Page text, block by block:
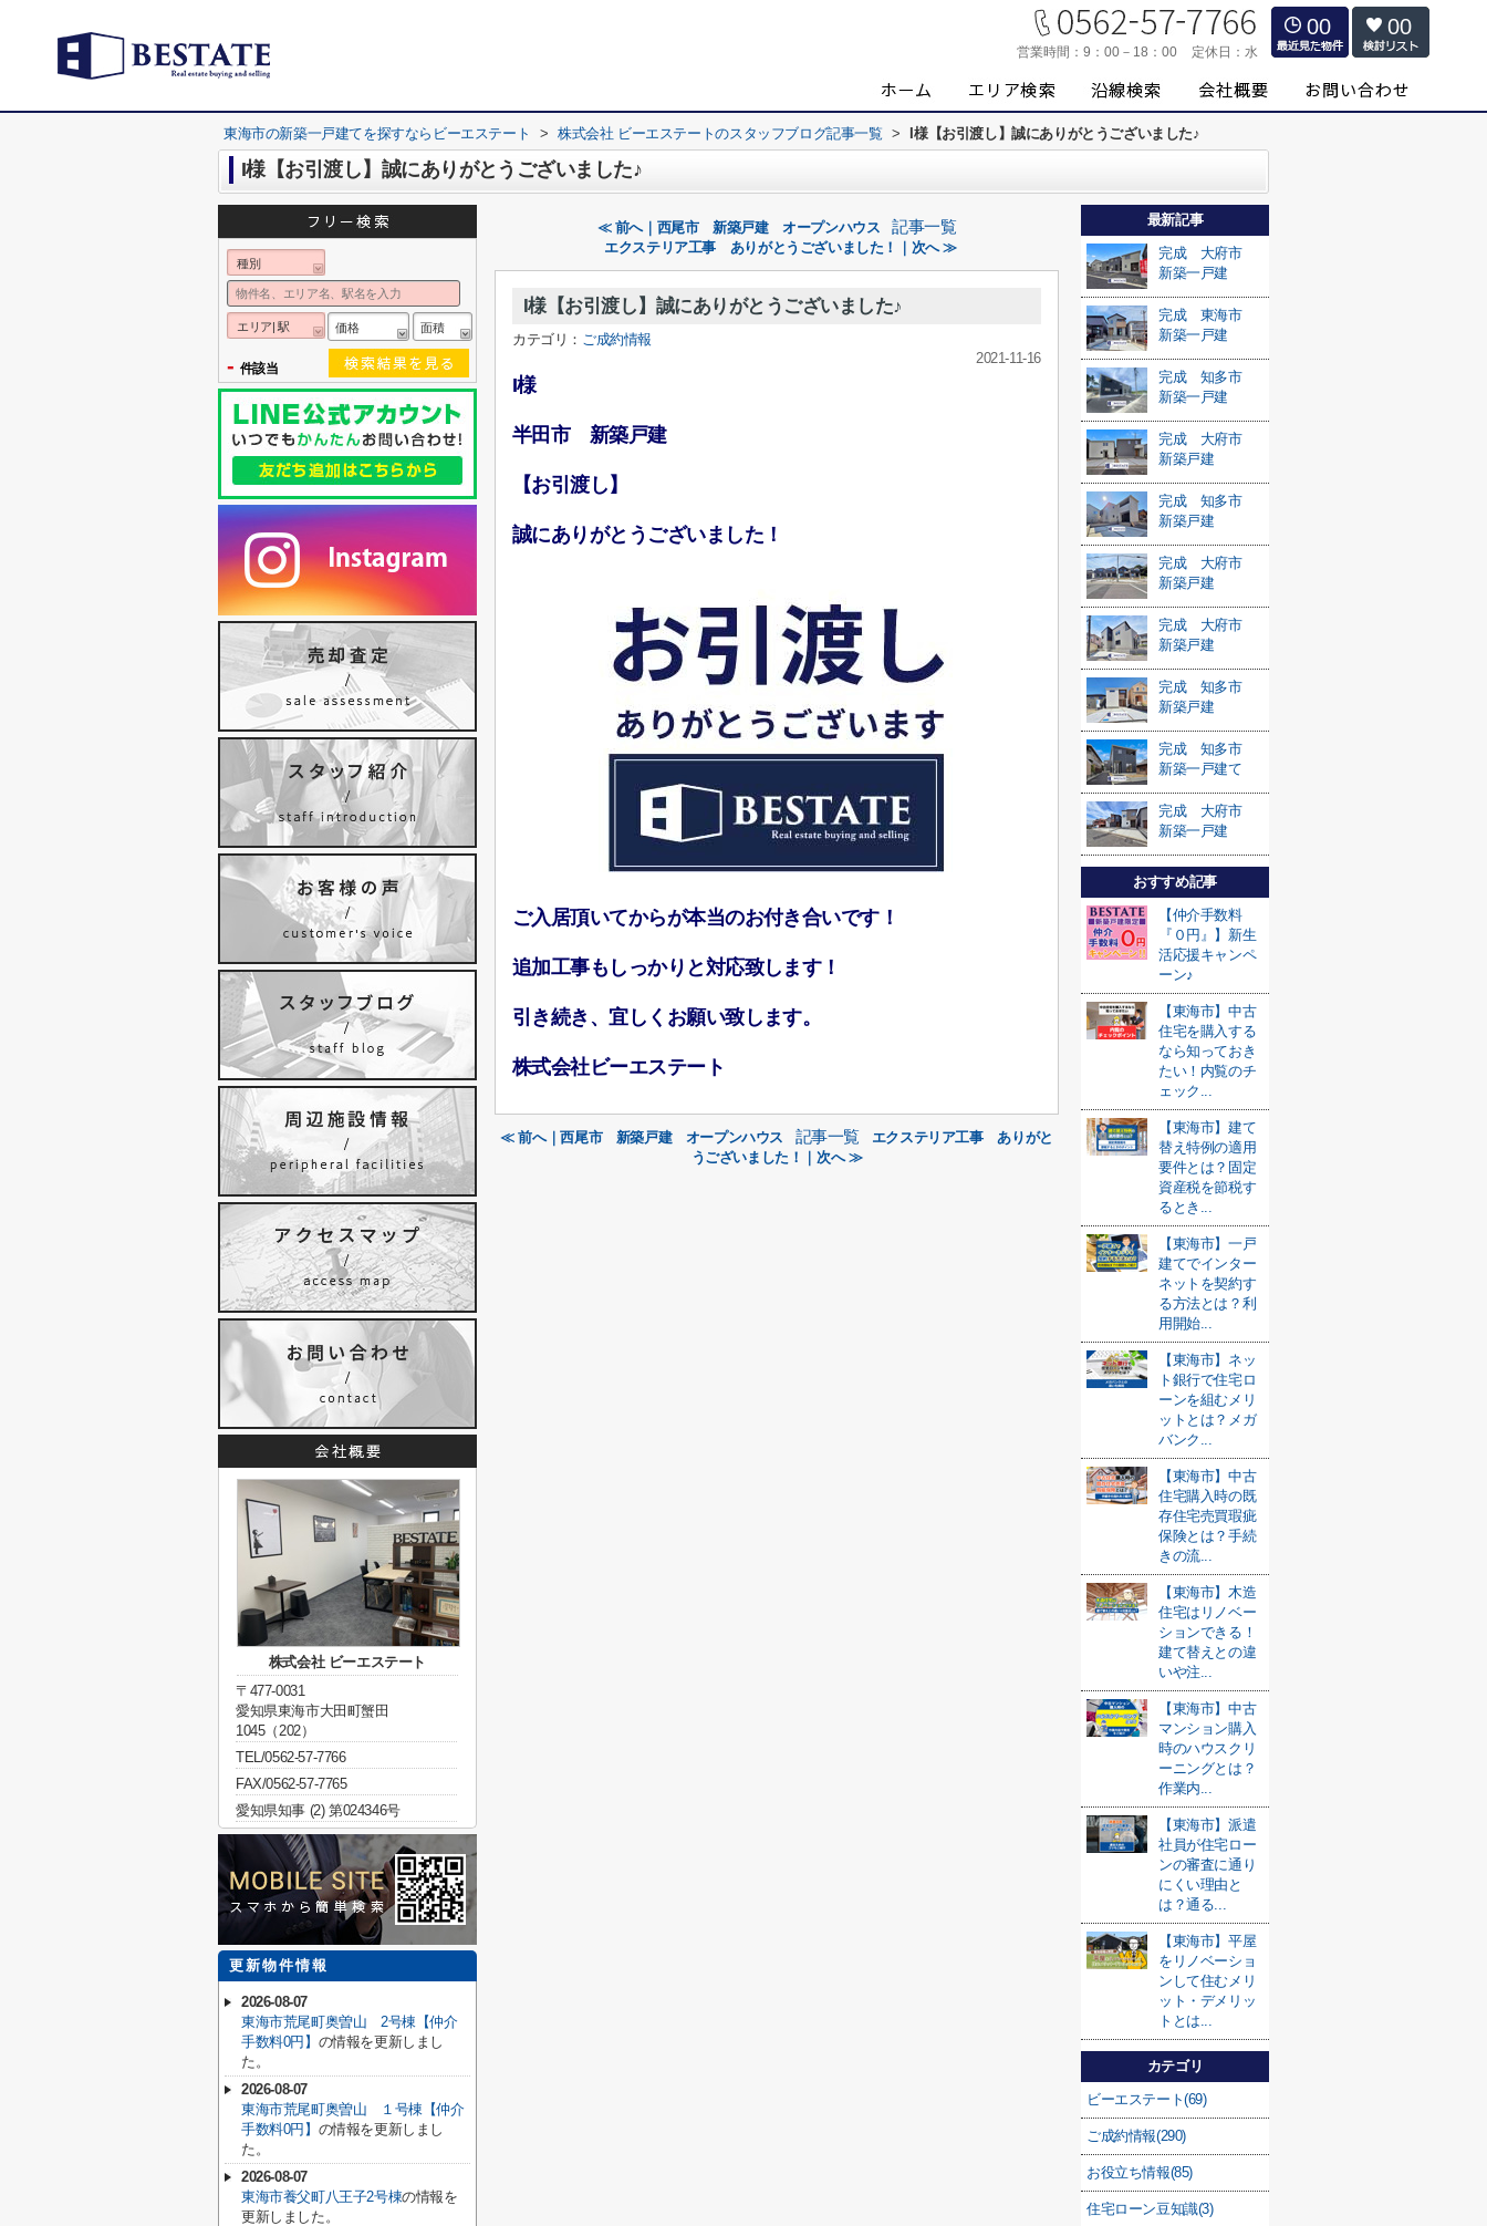
営業時間： 9：00－18：00 定休日： 水
00 00
東海市の新築一戸建てを探すならビーエステート > 株式会社 ビーエステートのスタッフブログ記事一覧 > I様【お引渡し】誠にありがとうございました♪
I様【お引渡し】誠にありがとうございました♪
≪ 前へ｜西尾市 新築戸建 オープンハウス 記事一覧
エクステリア工事 ありがとうございました！｜次へ ≫
I様【お引渡し】誠にありがとうございました♪
カテゴリ： ご成約情報
2021-11-16
I様
半田市 新築戸建
【お引渡し】
誠にありがとうございました！
ご入居頂いてからが本当のお付き合いです！
追加工事もしっかりと対応致します！
引き続き、宜しくお願い致します。
株式会社ビーエステート
≪ 前へ｜西尾市 新築戸建 オープンハウス 記事一覧
エクステリア工事 ありがと
うございました！｜次へ ≫
最新記事
完成 大府市
新築一戸建
完成 東海市
新築一戸建
完成 知多市
新築一戸建
完成 大府市
新築戸建
完成 知多市
新築戸建
完成 大府市
新築戸建
完成 大府市
新築戸建
完成 知多市
新築戸建
完成 知多市
新築一戸建て
完成 大府市
新築一戸建
おすすめ記事
【仲介手数料
『０円』】新生
活応援キャンペ
ーン♪
【東海市】中古
住宅を購入する
なら知っておき
たい！内覧のチ
ェック...
【東海市】建て
替え特例の適用
要件とは？固定
資産税を節税す
るとき...
【東海市】一戸
建てでインター
ネットを契約す
る方法とは？利
用開始...
【東海市】ネッ
ト銀行で住宅ロ
ーンを組むメリ
ットとは？メガ
バンク...
【東海市】中古
住宅購入時の既
存住宅売買瑕疵
保険とは？手続
きの流...
【東海市】木造
住宅はリノベー
ションできる！
建て替えとの違
いや注...
【東海市】中古
マンション購入
時のハウスクリ
ーニングとは？
作業内...
【東海市】派遣
社員が住宅ロー
ンの審査に通り
にくい理由と
は？通る...
【東海市】平屋
をリノベーショ
ンして住むメリ
ット・デメリッ
トとは...
カテゴリ
ビーエステート(69)
ご成約情報(290)
お役立ち情報(85)
住宅ローン豆知識(3)
種別
エリア| 駅 価格 面積
- 件該当
株式会社 ビーエステート
〒477-0031
愛知県東海市大田町蟹田
1045（202）
TEL/0562-57-7766
FAX/0562-57-7765
愛知県知事 (2) 第024346号
更新物件情報
2026-08-07
東海市荒尾町奥曽山 2号棟【仲介
手数料0円】 の情報を更新しまし
た。
2026-08-07
東海市荒尾町奥曽山 １号棟【仲介
手数料0円】 の情報を更新しまし
た。
2026-08-07
東海市養父町八王子2号棟の情報を
更新しました。